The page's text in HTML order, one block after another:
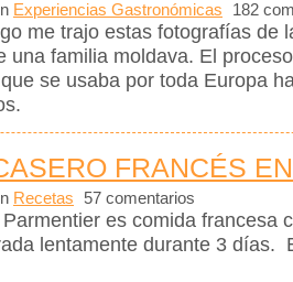
Experiencias Gastronómicas 182
me trajo estas fotografías de
una familia moldava. El
se usaba por toda Europa
FRANCÉS
Recetas 57 comentarios
es comida francesa
lentamente durante 3 días.